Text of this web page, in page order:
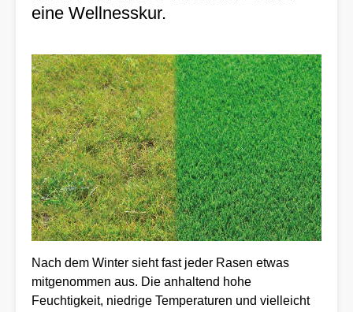
eine Wellnesskur.
Nach dem Winter sieht fast jeder Rasen etwas
mitgenommen aus. Die anhaltend hohe
Feuchtigkeit, niedrige Temperaturen und vielleicht